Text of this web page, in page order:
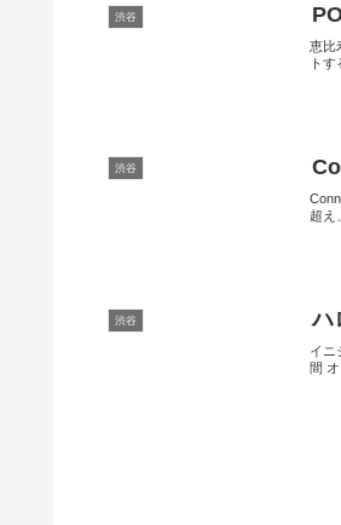
渋谷
恵比
ト
渋谷
超え
渋谷 ハ
イニ
間